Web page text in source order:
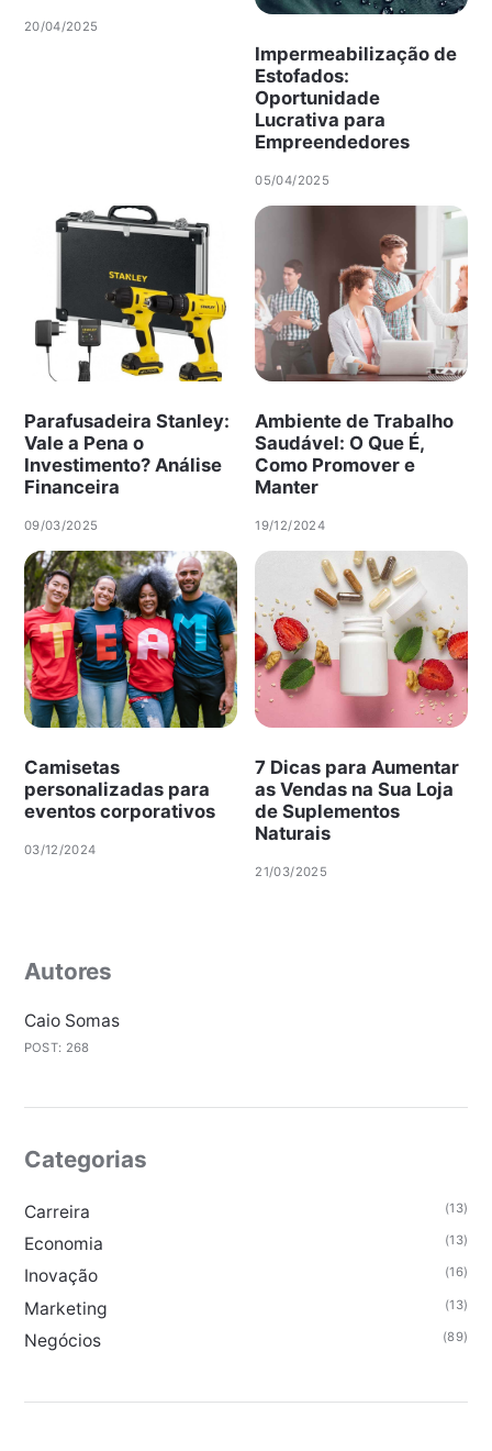
20/04/2025
Impermeabilização de
Estofados:
Oportunidade
Lucrativa para
Empreendedores
05/04/2025
Parafusadeira Stanley:
Vale a Pena o
Investimento? Análise
Financeira
09/03/2025
Ambiente de Trabalho
Saudável: O Que É,
Como Promover e
Manter
19/12/2024
Camisetas
personalizadas para
eventos corporativos
03/12/2024
7 Dicas para Aumentar
as Vendas na Sua Loja
de Suplementos
Naturais
21/03/2025
Autores
Caio Somas
POST: 268
Categorias
Carreira (13)
Economia (13)
Inovação (16)
Marketing (13)
Negócios (89)